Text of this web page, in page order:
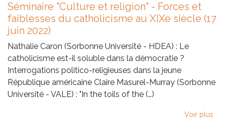
Séminaire "Culture et religion" - Forces et
faiblesses du catholicisme au XIXe siècle (17
juin 2022)
Nathalie Caron (Sorbonne Université - HDEA) : Le
catholicisme est-il soluble dans la démocratie ?
Interrogations politico-religieuses dans la jeune
République américaine Claire Masurel-Murray (Sorbonne
Université - VALE) : "In the toils of the (…)
Voir plus